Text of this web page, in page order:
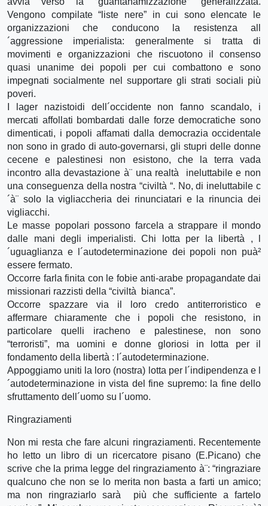
Vengono compilate “liste nere” in cui sono elencate le
organizzazioni che conducono la resistenza all
´aggressione imperialista: generalmente si tratta di
movimenti e organizzazioni che riscuotono il consenso
quasi unanime dei popoli per cui combattono e sono
impegnati socialmente nel supportare gli strati sociali più
poveri.
I lager nazistoidi dell´occidente non fanno scandalo, i
mercati affollati bombardati dalle forze democratiche sono
dimenticati, i popoli affamati dalla democrazia occidentale
non sono in grado di auto-governarsi, gli stupri delle donne
cecene e palestinesi non esistono, che la terra vada
incontro alla devastazione à¨ una realtà ineluttabile e non
una conseguenza della nostra “civiltà “. No, di ineluttabile c
´à¨ solo la vigliaccheria dei rinunciatari e la rinuncia dei
vigliacchi.
Le masse popolari possono farcela a strappare il mondo
dalle mani degli imperialisti. Chi lotta per la libertà , l
´uguaglianza e l´autodeterminazione dei popoli non puà²
essere fermato.
Occorre farla finita con le fobie anti-arabe propagandate dai
missionari razzisti della “civiltà bianca”.
Occorre spazzare via il loro credo antiterroristico e
affermare chiaramente che i popoli che resistono, in
particolare quelli iracheno e palestinese, non sono
“terroristi”, ma uomini e donne gloriosi in lotta per il
fondamento della libertà : l´autodeterminazione.
Appoggiamo uniti la loro (nostra) lotta per l´indipendenza e l
´autodeterminazione in vista del fine supremo: la fine dello
sfruttamento dell´uomo su l´uomo.
Ringraziamenti
Non mi resta che fare alcuni ringraziamenti. Recentemente
ho letto un libro di un ricercatore pisano (E.Picano) che
scrive che la prima legge del ringraziamento à¨: “ringraziare
qualcuno che non se lo merita non basta a farti un amico;
ma non ringraziarlo sarà più che sufficiente a fartelo